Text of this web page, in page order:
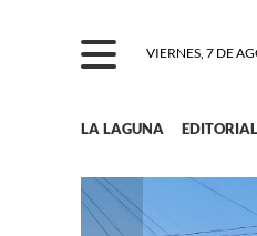
VIERNES, 7 DE
LA LAGUNA EDITORIAL